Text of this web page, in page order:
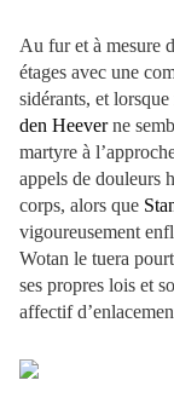
Au fur et à mesure
étages avec une
sidérants, et
den Heeverne
martyre à
appels de douleurs
corps, alors que
vigoureusement
Wotan le tuera
ses propres lois et
affectif